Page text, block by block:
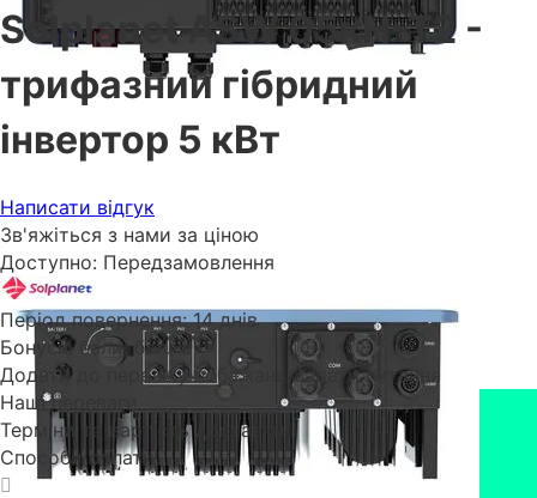
Solplanet ASW 05кН-Т2 -
трифазний гібридний
інвертор 5 кВт
Написати відгук
Зв'яжіться з нами за ціною
Доступно: Передзамовлення
Період повернення: 14 днів
Бонусні бали:
баллів
Додати до переліку побажань
Задати питання
Наші переваги
Терміни та вартість доставки
Способи оплати